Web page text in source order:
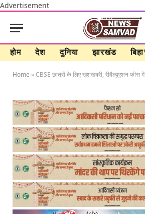
Advertisement
होम देश दुनिया झारखंड
Home »CBSE छात्रों के लिए खुशखबरी, रीवैल्यूएशन फीस में